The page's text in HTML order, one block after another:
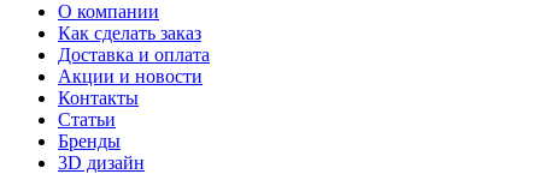
О компании
Как сделать заказ
Доставка и оплата
Акции и новости
Контакты
Статьи
Бренды
3D дизайн